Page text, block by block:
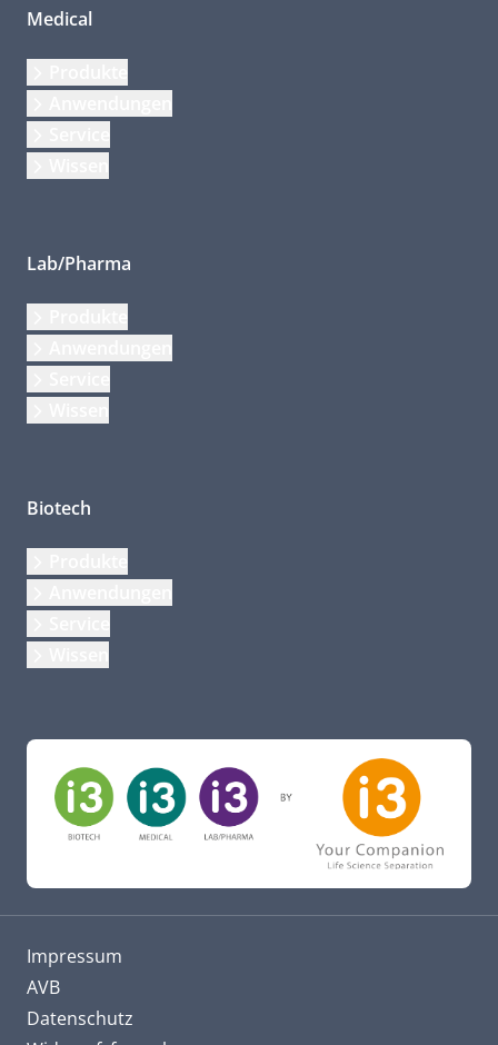
Medical
Lab/Pharma
Biotech
Impressum
AVB
Datenschutz